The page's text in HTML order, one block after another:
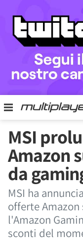
MSI
Amazon
da
MSI ha
offerte
l'Amazon
sconti del